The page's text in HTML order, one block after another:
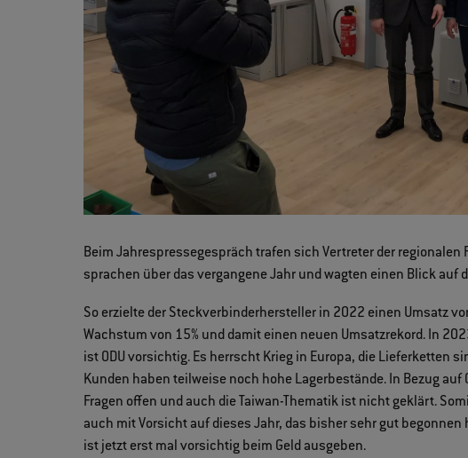
Beim Jahrespressegespräch trafen sich Vertreter der regionalen
sprachen über das vergangene Jahr und wagten einen Blick auf
So erzielte der Steckverbinderhersteller in 2022 einen Umsatz
Wachstum von 15% und damit einen neuen Umsatzrekord. In
ist ODU vorsichtig. Es herrscht Krieg in Europa, die Lieferketten
Kunden haben teilweise noch hohe Lagerbestände. In Bezug
Fragen offen und auch die Taiwan-Thematik ist nicht geklärt.
auch mit Vorsicht auf dieses Jahr, das bisher sehr gut
ist jetzt erst mal vorsichtig beim Geld ausgeben.